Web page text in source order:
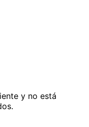
y no está